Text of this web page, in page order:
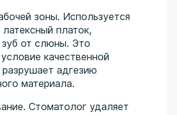
зоны. Используется
платок,
от слюны. Это
качественной
адгезию
материала.
Стоматолог удаляет